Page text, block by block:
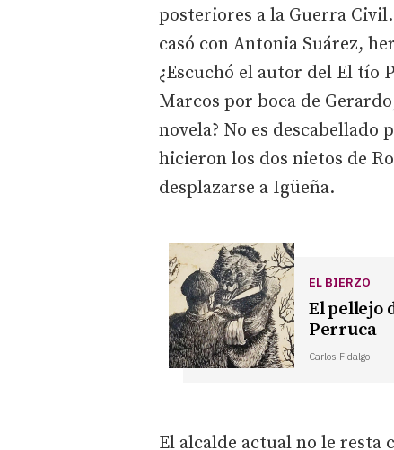
posteriores a la Guerra
casó con Antonia Suárez,
¿Escuchó el autor del El tío
Marcos por boca de
novela? No es descabellado
hicieron los dos nietos de
desplazarse a Igüeña.
EL BIERZO
El pellejo
Perruca
Carlos Fidalgo
El alcalde actual no le resta